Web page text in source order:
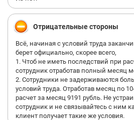
сотрудник был не нужен, а
должна была подключиться, так и не
· После этого рекрутер сообщила, что
очная встреча в офисе.
Я пошла навстречу, хотя меня уже
кругу.
Сегодняшний день:
У меня сломан палец на ноге. Я
заранее, но приехала в офис на
Отрицательные стороны
Всё, начиная с условий труда
берет официально, скорее всего,
1. Чтоб не иметь последствий при
сотрудник отработав полный месяц
2. Сотрудники не задерживаются
условий труда. Отработав месяц по
расчет за месяц 9191 рубль. Не
сотрудник и не связывайтесь с ним
клиент получает такие же условия.